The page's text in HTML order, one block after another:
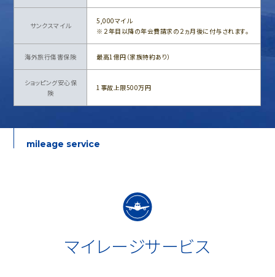
サンクスマイル
5,000マイル
２年目以降の年会費請求の２ヵ月後に付与されます。
海外旅行傷害保険 最高1億円（家族特約あり）
ショッピング安心保
険
1事故上限500万円
mileage service
マイレージサービス